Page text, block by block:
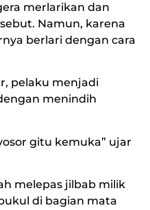
merlarikan dan
Namun, karena
berlari dengan cara
pelaku menjadi
menindih
gitu kemuka” ujar
melepas jilbab milik
di bagian mata